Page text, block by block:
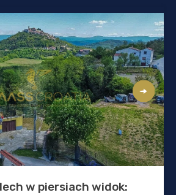
w piersiach widok: